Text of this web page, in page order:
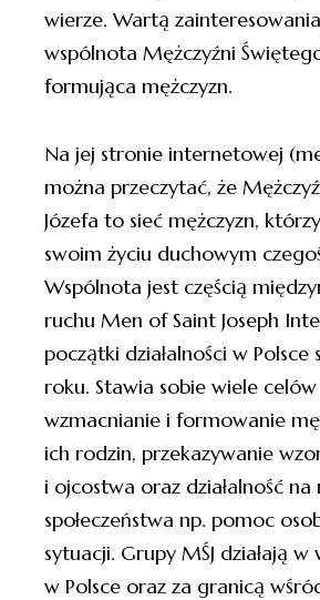
wierze. Wartą
wspólnota Mężczyźni
formująca mężczyzn.
Na jej stronie internetowej
można przeczytać, że
Józefa to sieć mężczyzn,
swoim życiu duchowym
Wspólnota jest częścią
ruchu Men of Saint Joseph
początki działalności w
roku. Stawia sobie wiele celów
wzmacnianie i formowanie
ich rodzin, przekazywanie
i ojcostwa oraz działalność na
społeczeństwa np. pomoc
sytuacji. Grupy MŚJ działają
w Polsce oraz za granicą